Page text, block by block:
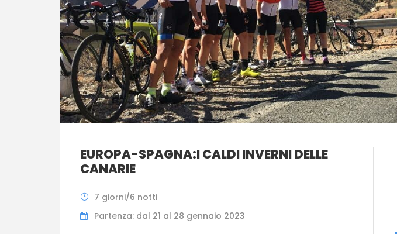
EUROPA-SPAGNA:I CALDI INVERNI DELLE
CANARIE
7 giorni/6 notti
Partenza: dal 21 al 28 gennaio 2023